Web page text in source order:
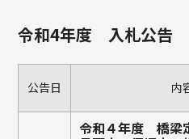
令和4年度 入札公告
公告日 内
令和４年度 橋梁